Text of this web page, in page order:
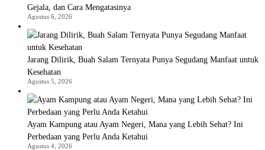
Gejala, dan Cara Mengatasinya
Agustus 6, 2026
Jarang Dilirik, Buah Salam Ternyata Punya Segudang Manfaat untuk
Kesehatan
Agustus 5, 2026
Ayam Kampung atau Ayam Negeri, Mana yang Lebih Sehat? Ini
Perbedaan yang Perlu Anda Ketahui
Agustus 4, 2026